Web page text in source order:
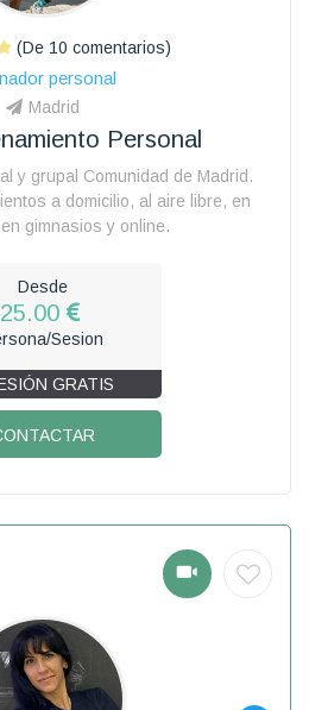
(De 10 comentarios)
personal
Madrid
Personal
y grupal Comunidad de Madrid.
a domicilio, al aire libre, en
gimnasios y online.
Desde
25.00
Sesion
GRATIS